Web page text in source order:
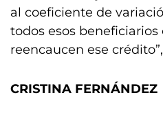
al coeficiente de
todos esos beneficiarios
reencaucen ese
CRISTINA FERNÁNDEZ